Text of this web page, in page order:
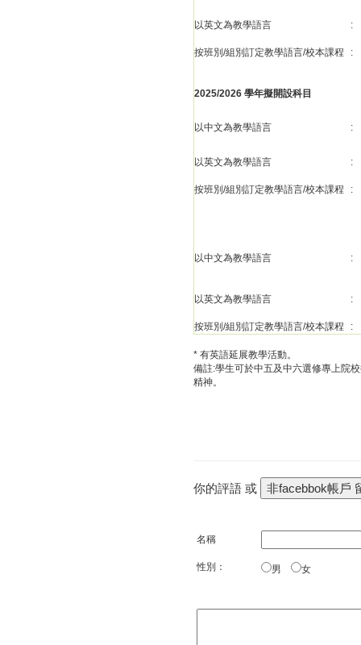
以英文為教學語言 :
按班別/組別訂定教學語言/校本課程 :
2025/2026 學年擬開設科目
以中文為教學語言 :
以英文為教學語言 :
按班別/組別訂定教學語言/校本課程 :
以中文為教學語言 :
以英文為教學語言 :
按班別/組別訂定教學語言/校本課程 :
* 有英語延展教學活動。
備註:學生可於中五及中六選修專上院
精神。
你的評語 或
名稱
性別： 男 女